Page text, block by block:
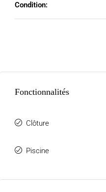
Condition:
Fonctionnalités
Clôture
Piscine